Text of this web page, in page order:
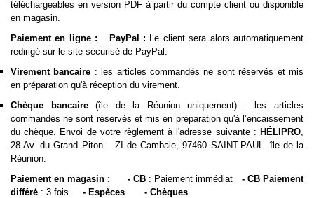
téléchargeables en version PDF à partir du compte client ou disponible
en magasin.
Paiement en ligne :
PayPal : Le client sera alors automatiquement
redirigé sur le site sécurisé de PayPal.
Virement bancaire : les articles commandés ne sont réservés et mis
en préparation qu'à réception du virement.
Chèque bancaire(île de la Réunion uniquement) : les articles
commandés ne sont réservés et mis en préparation qu'à l’encaissement
du chèque. Envoi de votre règlement à l'adresse suivante : HÉLIPRO,
28 Av. du Grand Piton – ZI de Cambaie, 97460 SAINT-PAUL- île de la
Réunion.
Paiement en magasin : - CB : Paiement immédiat - CB Paiement
différé : 3 fois - Espèces - Chèques